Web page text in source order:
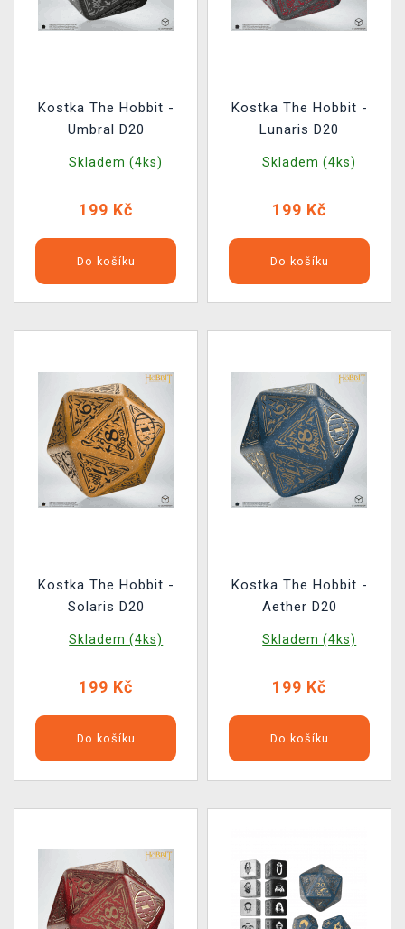
Kostka The Hobbit -
Umbral D20
Skladem (4ks)
199 Kč
Do košíku
Kostka The Hobbit -
Lunaris D20
Skladem (4ks)
199 Kč
Do košíku
Kostka The Hobbit -
Solaris D20
Skladem (4ks)
199 Kč
Do košíku
Kostka The Hobbit -
Aether D20
Skladem (4ks)
199 Kč
Do košíku